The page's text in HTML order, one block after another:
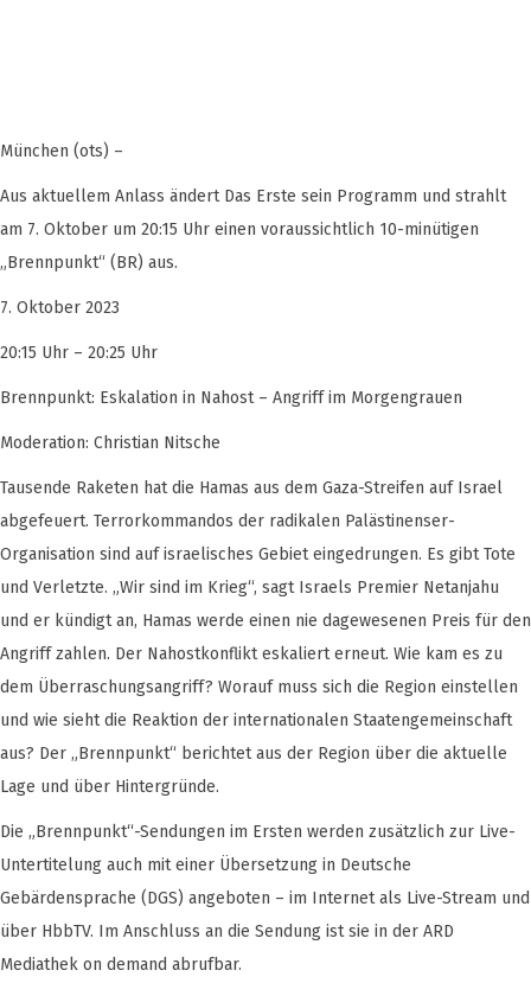
München (ots) –
Aus aktuellem Anlass ändert Das Erste sein Programm und strahlt
am 7. Oktober um 20:15 Uhr einen voraussichtlich 10-minütigen
„Brennpunkt“ (BR) aus.
7. Oktober 2023
20:15 Uhr – 20:25 Uhr
Brennpunkt: Eskalation in Nahost – Angriff im Morgengrauen
Moderation: Christian Nitsche
Tausende Raketen hat die Hamas aus dem Gaza-Streifen auf Israel
abgefeuert. Terrorkommandos der radikalen Palästinenser-
Organisation sind auf israelisches Gebiet eingedrungen. Es gibt Tote
und Verletzte. „Wir sind im Krieg“, sagt Israels Premier Netanjahu
und er kündigt an, Hamas werde einen nie dagewesenen Preis für den
Angriff zahlen. Der Nahostkonflikt eskaliert erneut. Wie kam es zu
dem Überraschungsangriff? Worauf muss sich die Region einstellen
und wie sieht die Reaktion der internationalen Staatengemeinschaft
aus? Der „Brennpunkt“ berichtet aus der Region über die aktuelle
Lage und über Hintergründe.
Die „Brennpunkt“-Sendungen im Ersten werden zusätzlich zur Live-
Untertitelung auch mit einer Übersetzung in Deutsche
Gebärdensprache (DGS) angeboten – im Internet als Live-Stream und
über HbbTV. Im Anschluss an die Sendung ist sie in der ARD
Mediathek on demand abrufbar.